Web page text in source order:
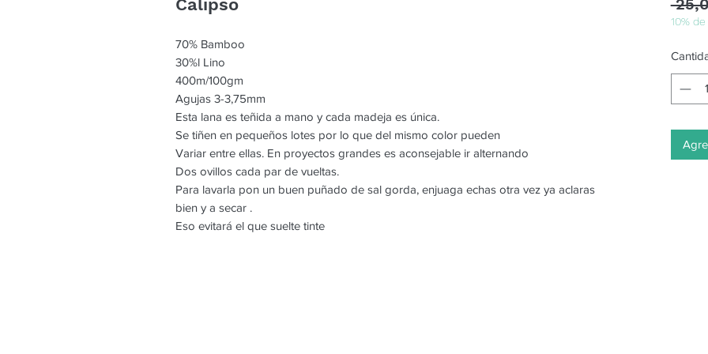
Calipso
70% Bamboo
30%l Lino
400m/100gm
Agujas 3-3,75mm
Esta lana es teñida a mano y cada madeja es única.
Se tiñen en pequeños lotes por lo que del mismo color pueden
Variar entre ellas. En proyectos grandes es aconsejable ir alternando
Dos ovillos cada par de vueltas.
Para lavarla pon un buen puñado de sal gorda, enjuaga echas otra vez ya aclaras
bien y a secar .
Eso evitará el que suelte tinte
10%